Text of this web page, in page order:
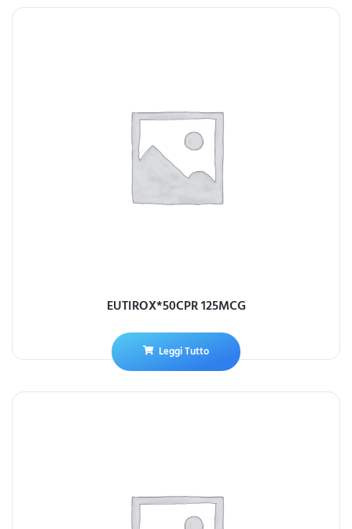
EUTIROX*50CPR 125MCG
Leggi Tutto